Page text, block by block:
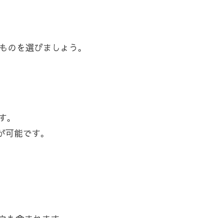
を選びましょう。
能です。